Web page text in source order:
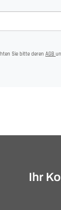
Sie bitte deren AGB
Ihr